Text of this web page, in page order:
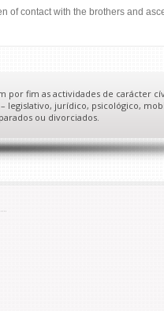
of contact with the brothers and
por fim as actividades de carácter
jurídico, psicológico,
ou divorciados.